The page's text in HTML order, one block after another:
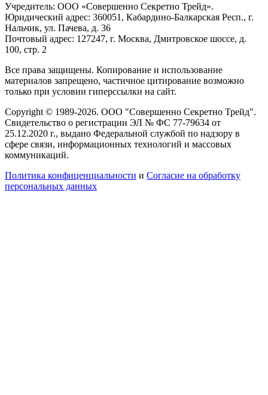
Учредитель: ООО «Совершенно Секретно Трейд».
Юридический адрес: 360051, Кабардино-Балкарская Респ., г.
Нальчик, ул. Пачева, д. 36
Почтовый адрес: 127247, г. Москва, Дмитровское шоссе, д.
100, стр. 2
Все права защищены. Копирование и использование
материалов запрещено, частичное цитирование возможно
только при условии гиперссылки на сайт.
Copyright © 1989-2026. ООО "Совершенно Секретно Трейд".
Свидетельство о регистрации ЭЛ № ФС 77-79634 от
25.12.2020 г., выдано Федеральной службой по надзору в
сфере связи, информационных технологий и массовых
коммуникаций.
Политика конфиценциальности и Согласие на обработку
персональных данных